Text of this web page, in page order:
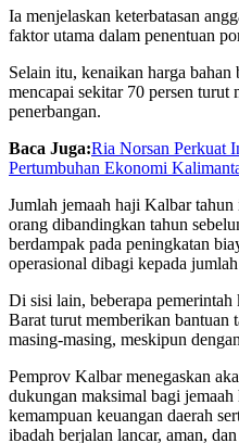
Ia menjelaskan keterbatasan
faktor utama dalam penentuan
Selain itu, kenaikan harga
mencapai sekitar 70 persen
penerbangan.
Baca Juga:Ria Norsan Perkuat
Pertumbuhan Ekonomi
Jumlah jemaah haji Kalbar
orang dibandingkan tahun
berdampak pada peningkatan
operasional dibagi kepada
Di sisi lain, beberapa
Barat turut memberikan bantuan
masing-masing, meskipun
Pemprov Kalbar menegaskan
dukungan maksimal bagi
kemampuan keuangan daerah
ibadah berjalan lancar, aman,